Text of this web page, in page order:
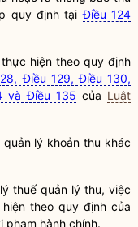
quy định tạiĐiều 124
hiện theo quy định
Điều 129, Điều 130,
và Điều 135 của Luật
lý khoản thu khác
thuếquản lý thu, việc
theo quy định của
phạm hành chính.